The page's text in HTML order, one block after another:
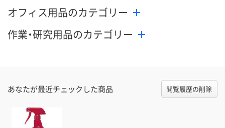
オフィス用品のカテゴリー
作業・研究用品のカテゴリー
あなたが最近チェックした商品 閲覧履歴の削除